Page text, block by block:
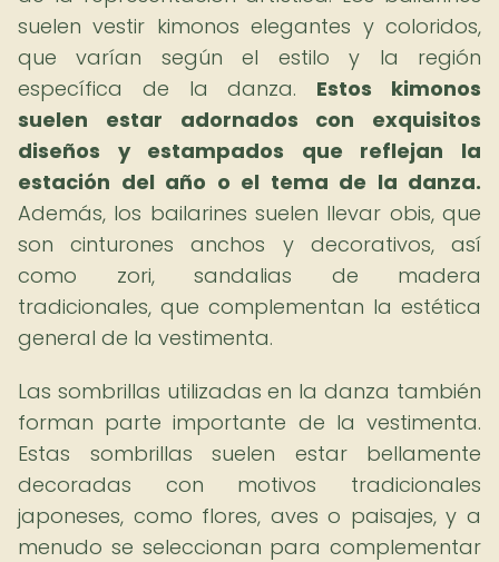
suelen vestir kimonos elegantes y coloridos,
que varían según el estilo y la región
específica de la danza. Estos kimonos
suelen estar adornados con exquisitos
diseños y estampados que reflejan la
estación del año o el tema de la danza.
Además, los bailarines suelen llevar obis, que
son cinturones anchos y decorativos, así
como zori, sandalias de madera
tradicionales, que complementan la estética
general de la vestimenta.
Las sombrillas utilizadas en la danza también
forman parte importante de la vestimenta.
Estas sombrillas suelen estar bellamente
decoradas con motivos tradicionales
japoneses, como flores, aves o paisajes, y a
menudo se seleccionan para complementar